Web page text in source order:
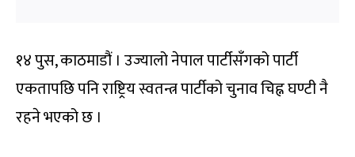
१४ पुस, काठमाडौं । उज्यालो नेपाल पार्टीसँगको पार्टी
एकतापछि पनि राष्ट्रिय स्वतन्त्र पार्टीको चुनाव चिह्न घण्टी नै
रहने भएको छ ।